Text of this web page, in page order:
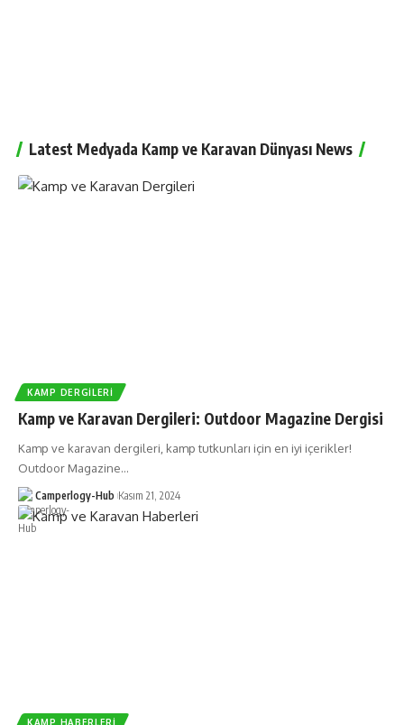
Latest Medyada Kamp ve Karavan Dünyası News
KAMP DERGILERI
Kamp ve Karavan Dergileri: Outdoor Magazine Dergisi
Kamp ve karavan dergileri, kamp tutkunları için en iyi içerikler!
Outdoor Magazine…
Camperlogy-Hub Kasım 21, 2024
KAMP HABERLERI